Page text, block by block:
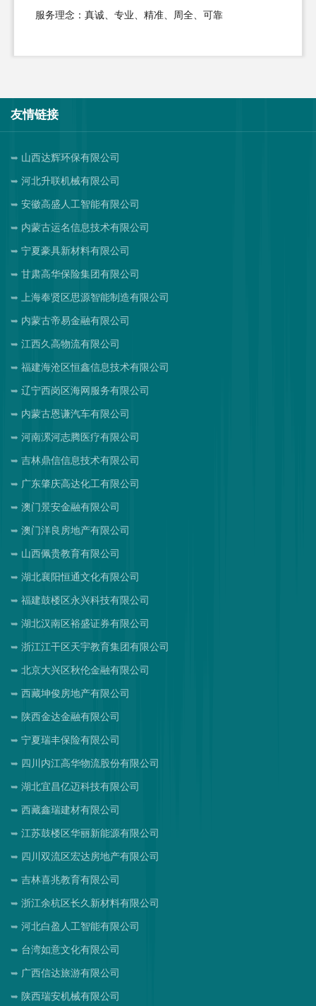
服务理念：真诚、专业、精准、周全、可靠
友情链接
山西达辉环保有限公司
河北升联机械有限公司
安徽高盛人工智能有限公司
内蒙古运名信息技术有限公司
宁夏豪具新材料有限公司
甘肃高华保险集团有限公司
上海奉贤区思源智能制造有限公司
内蒙古帝易金融有限公司
江西久高物流有限公司
福建海沧区恒鑫信息技术有限公司
辽宁西岗区海网服务有限公司
内蒙古恩谦汽车有限公司
河南漯河志腾医疗有限公司
吉林鼎信信息技术有限公司
广东肇庆高达化工有限公司
澳门景安金融有限公司
澳门洋良房地产有限公司
山西佩贵教育有限公司
湖北襄阳恒通文化有限公司
福建鼓楼区永兴科技有限公司
湖北汉南区裕盛证券有限公司
浙江江干区天宇教育集团有限公司
北京大兴区秋伦金融有限公司
西藏坤俊房地产有限公司
陕西金达金融有限公司
宁夏瑞丰保险有限公司
四川内江高华物流股份有限公司
湖北宜昌亿迈科技有限公司
西藏鑫瑞建材有限公司
江苏鼓楼区华丽新能源有限公司
四川双流区宏达房地产有限公司
吉林喜兆教育有限公司
浙江余杭区长久新材料有限公司
河北白盈人工智能有限公司
台湾如意文化有限公司
广西信达旅游有限公司
陕西瑞安机械有限公司